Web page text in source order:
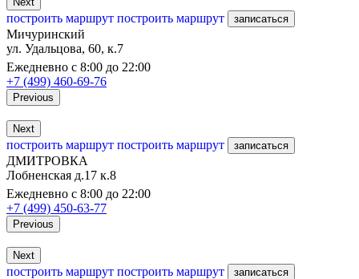
построить маршрут построить маршрут записаться
Мичуринский
ул. Удальцова, 60, к.7
Ежедневно с 8:00 до 22:00
+7 (499) 460-69-76
Previous
Next
построить маршрут построить маршрут записаться
ДМИТРОВКА
Лобненская д.17 к.8
Ежедневно с 8:00 до 22:00
+7 (499) 450-63-77
Previous
Next
построить маршрут построить маршрут записаться